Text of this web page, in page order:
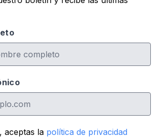
aceptas la política de privacidad